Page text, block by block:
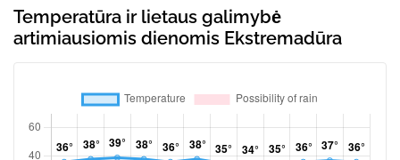
Temperatūra ir lietaus galimybė
artimiausiomis dienomis Ekstremadūra